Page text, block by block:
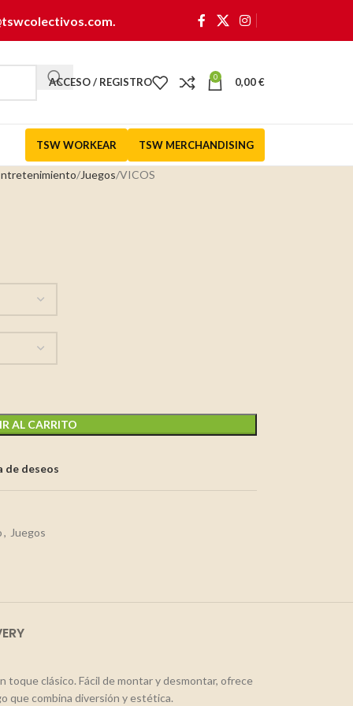
ACCESO / REGISTRO 0 0,00€
TSW WORKEAR TSW MERCHANDISING
Juegos VICOS
AL CARRITO
de deseos
, Juegos
toque clásico. Fácil de montar y desmontar, ofrece
que combina diversión y estética.